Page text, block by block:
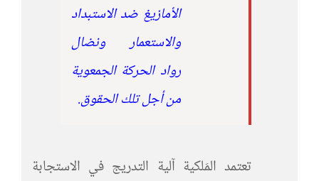
الأمازيغ ضد الاستبداد
والاستعمار ونضال
رواد الحركة الجمعوية
من أجل تلك الحقوق.
تعتمد المَلكية آلية التدريج في الاستجابة